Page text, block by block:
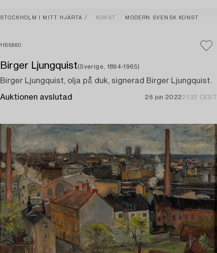
STOCKHOLM I MITT HJÄRTA KONST MODERN SVENSK KONST
1186860
Birger Ljungquist(Sverige, 1894-1965)
Birger Ljungquist, olja på duk, signerad Birger Ljungquist.
Auktionen avslutad 26 jun 202221:32 CEST